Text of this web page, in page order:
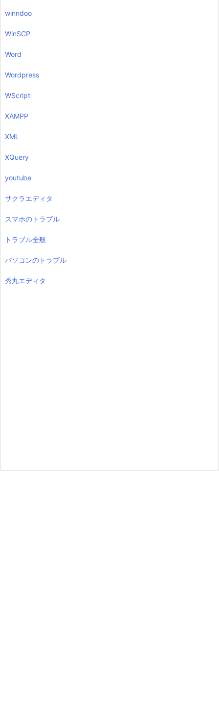
winndoo
WinSCP
Word
Wordpress
WScript
XAMPP
XML
XQuery
youtube
サクラエディタ
スマホのトラブル
トラブル全般
パソコンのトラブル
秀丸エディタ